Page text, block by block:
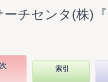
チセンタ(株)
索引